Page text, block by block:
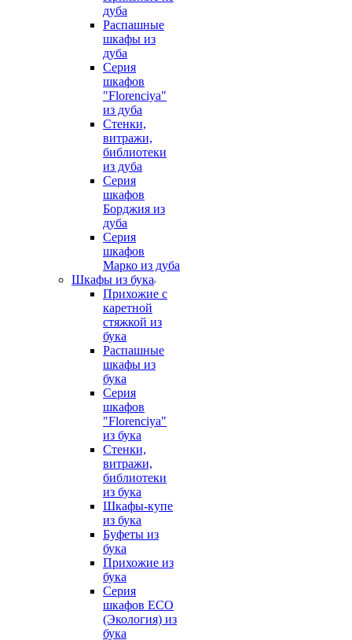
дуба
Распашные
шкафы из
дуба
Серия
шкафов
"Florenciya"
из дуба
Стенки,
витражи,
библиотеки
из дуба
Серия
шкафов
Борджия из
дуба
Серия
шкафов
Марко из дуба
Шкафы из бука
Прихожие с
каретной
стяжкой из
бука
Распашные
шкафы из
бука
Серия
шкафов
"Florenciya"
из бука
Стенки,
витражи,
библиотеки
из бука
Шкафы-купе
из бука
Буфеты из
бука
Прихожие из
бука
Серия
шкафов ECO
(Экология) из
бука